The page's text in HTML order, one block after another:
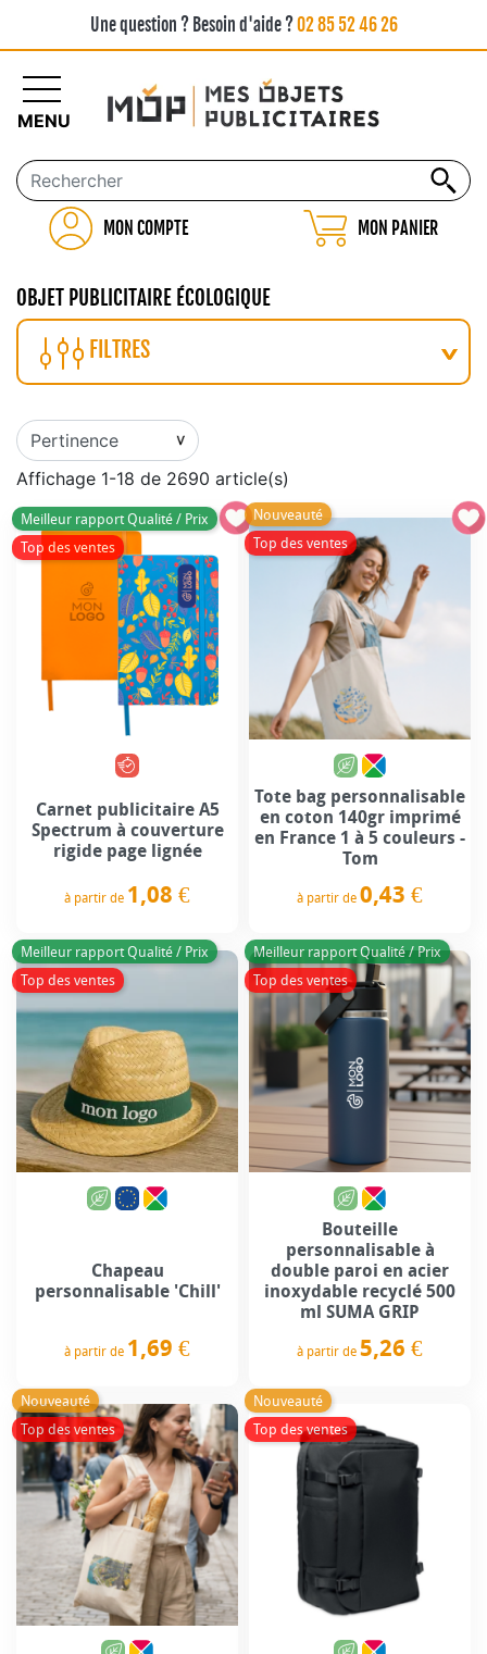
Une question ? Besoin d'aide ?02 85 52 46 26
MON COMPTE MON PANIER
MENU
OBJET PUBLICITAIRE ÉCOLOGIQUE
FILTRES
Affichage 1-18 de 2690 article(s)
Meilleur rapport Qualité / Prix
Top des ventes
Carnet publicitaire A5
Spectrum à couverture
rigide page lignée
à partir de 1,08 €
Nouveauté
Top des ventes
Tote bag personnalisable
en coton 140gr imprimé
en France 1 à 5 couleurs -
Tom
à partir de 0,43 €
Meilleur rapport Qualité / Prix
Top des ventes
Chapeau
personnalisable 'Chill'
à partir de 1,69 €
Meilleur rapport Qualité / Prix
Top des ventes
Bouteille
personnalisable à
double paroi en acier
inoxydable recyclé 500
ml SUMA GRIP
à partir de 5,26 €
Nouveauté
Top des ventes
Nouveauté
Top des ventes